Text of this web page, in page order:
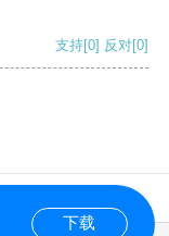
支持[0] 反对[0]
下载